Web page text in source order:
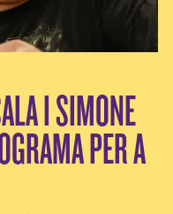
I SIMONE
PER A